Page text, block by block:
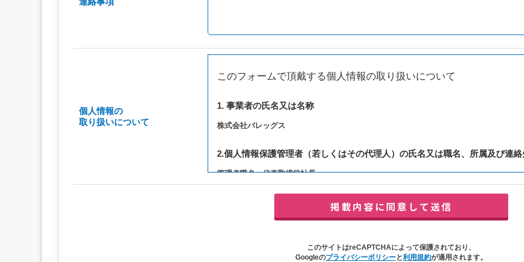
個人情報の
取り扱いについて
このフォームで頂戴する個人情報の取り扱いについて
1. 事業者の氏名又は名称
株式会社バレッグス
2.個人情報保護管理者（若しくはその代理人）の氏名又は職名、所属及び連絡
管理者職名：代表取締役社長
連絡先：privacy@balleggs.co.jp
（2）ご相談の対応（本人への連絡を含む）のため
（3）当サイトの各種サービスおよびサービスに関連した各種情報のメールによるご案内の
このサイトはreCAPTCHAによって保護されており、
Googleのプライバシーポリシーと利用規約が適用されます。